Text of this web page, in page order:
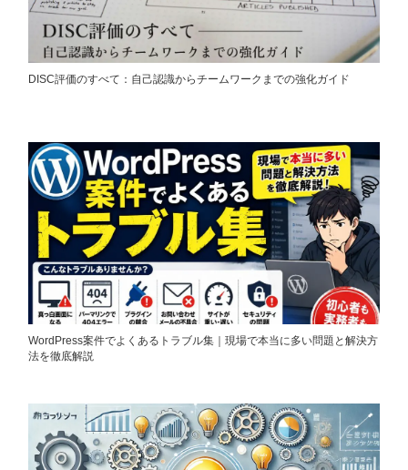
DISC評価のすべて：自己認識からチームワークまでの強化ガイド
WordPress案件でよくあるトラブル集｜現場で本当に多い問題と解決方
法を徹底解説